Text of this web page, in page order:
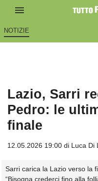
NOTIZIE
Lazio, Sarri
Pedro: le
finale
12.05.2026 19:00 di Luca Di
Sarri carica la Lazio verso la
“Bisogna crederci fino alla